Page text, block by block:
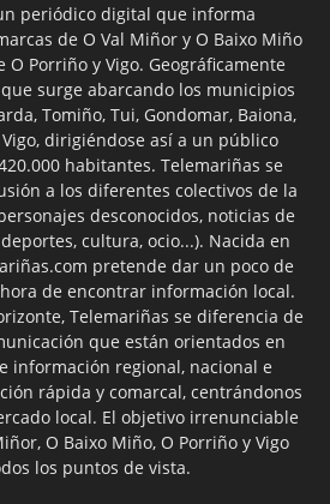
periódico digital que informa
de O Val Miñor y O Baixo Miño
O Porriño y Vigo. Geográficamente
surge abarcando los municipios
Tomiño, Tui, Gondomar, Baiona,
dirigiéndose así a un público
habitantes. Telemariñas se
a los diferentes colectivos de la
desconocidos, noticias de
cultura, ocio...). Nacida en
pretende dar un poco de
de encontrar información local.
Telemariñas se diferencia de
que están orientados en
información regional, nacional e
rápida y comarcal, centrándonos
local. El objetivo irrenunciable
O Baixo Miño, O Porriño y Vigo
los puntos de vista.